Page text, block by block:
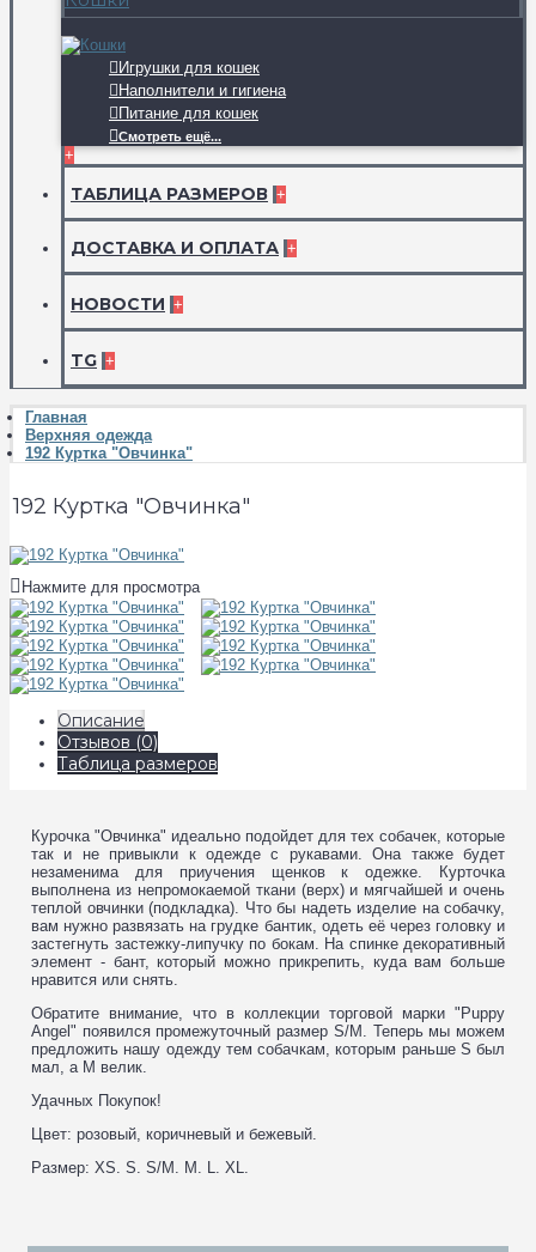
Игрушки для кошек
Наполнители и гигиена
Питание для кошек
Смотреть ещё...
+
ТАБЛИЦА РАЗМЕРОВ +
ДОСТАВКА И ОПЛАТА +
НОВОСТИ +
TG +
Главная
Верхняя одежда
192 Куртка "Овчинка"
192 Куртка "Овчинка"
Нажмите для просмотра
Описание
Отзывов (0)
Таблица размеров
Курочка "Овчинка" идеально подойдет для тех собачек, которые
так и не привыкли к одежде с рукавами. Она также будет
незаменима для приучения щенков к одежке. Курточка
выполнена из непромокаемой ткани (верх) и мягчайшей и очень
теплой овчинки (подкладка). Что бы надеть изделие на собачку,
вам нужно развязать на грудке бантик, одеть её через головку и
застегнуть застежку-липучку по бокам. На спинке декоративный
элемент - бант, который можно прикрепить, куда вам больше
нравится или снять.
Обратите внимание, что в коллекции торговой марки "Puppy
Angel" появился промежуточный размер S/M. Теперь мы можем
предложить нашу одежду тем собачкам, которым раньше S был
мал, а M велик.
Удачных Покупок!
Цвет: розовый, коричневый и бежевый.
Размер: XS. S. S/M. M. L. XL.